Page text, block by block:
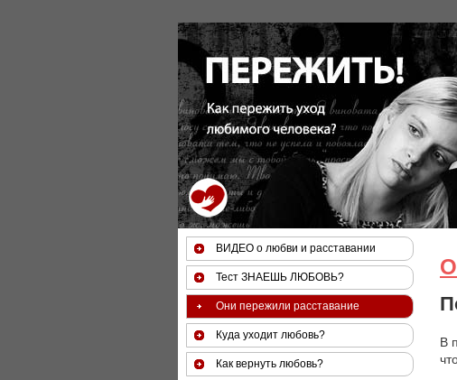
За 50 минут Вы можете оценить
В
ВИДЕО о любви и расставании
Тест ЗНАЕШЬ ЛЮБОВЬ?
Они пережили расставание
Куда уходит любовь?
Как вернуть любовь?